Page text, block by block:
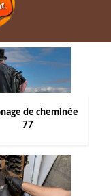
de cheminée
77